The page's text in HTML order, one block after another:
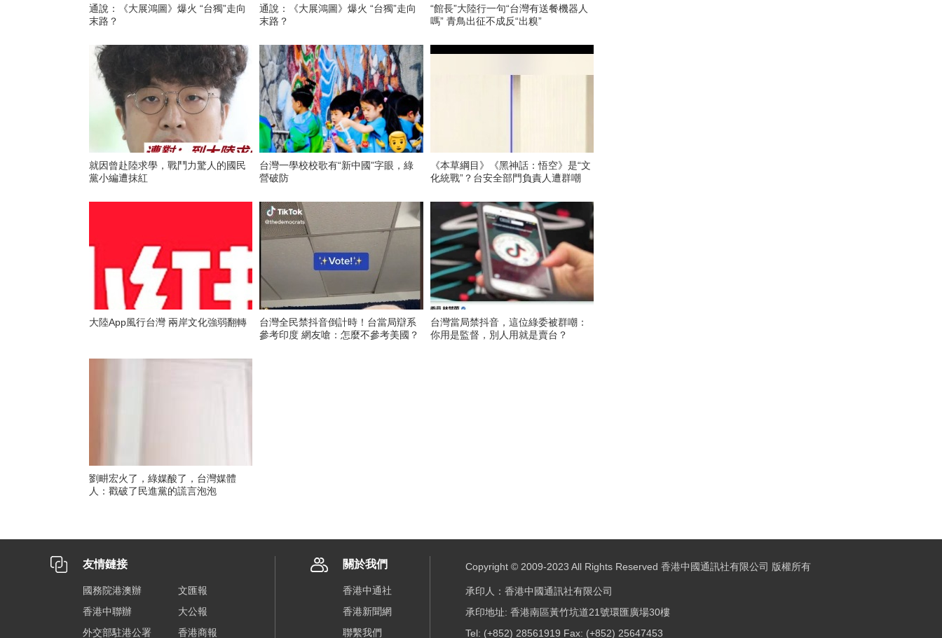
通說：《大展鴻圖》爆火 “台獨”走向
末路？
通說：《大展鴻圖》爆火 “台獨”走向
末路？
“館長”大陸行一句“台灣有送餐機器人
嗎” 青鳥出征不成反“出糗”
就因曾赴陸求學，戰鬥力驚人的國民
黨小編遭抹紅
台灣一學校校歌有“新中國”字眼，綠
營破防
《本草綱目》《黑神話：悟空》是“文
化統戰”？台安全部門負責人遭群嘲
大陸App風行台灣 兩岸文化強弱翻轉
台灣全民禁抖音倒計時！台當局辯系
參考印度 網友嗆：怎麼不參考美國？
台灣當局禁抖音，這位綠委被群嘲：
你用是監督，別人用就是賣台？
劉畊宏火了，綠媒酸了，台灣媒體
人：戳破了民進黨的謊言泡泡
友情鏈接
國務院港澳辦
文匯報
香港中聯辦
大公報
外交部駐港公署
香港商報
關於我們
香港中通社
香港新聞網
聯繫我們
Copyright © 2009-2023 All Rights Reserved 香港中國通訊社有限公司 版權所有
承印人：香港中國通訊社有限公司
承印地址: 香港南區黃竹坑道21號環匯廣場30樓
Tel: (+852) 28561919 Fax: (+852) 25647453